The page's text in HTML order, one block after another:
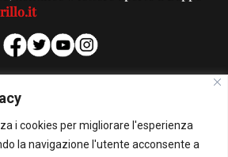
i cookies per migliorare l'esperienza
la navigazione l'utente acconsente a
PUBBLICITA'
Per la tua pubblicità su questo Blog:
pubblicita@beppegrillo.it